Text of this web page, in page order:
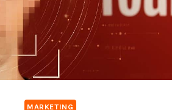
MARKETING